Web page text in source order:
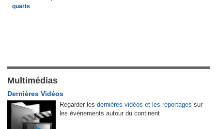
quarts
Multimédias
Dernières Vidéos
Regarder les dernières vidéos et les reportages sur
les événements autour du continent